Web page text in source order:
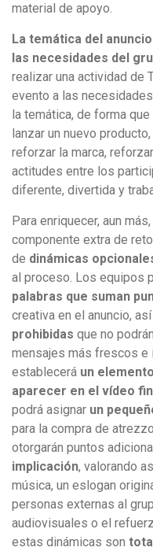
material de apoyo.
La temática del
las necesidades del
realizar una actividad de
evento a las
la temática, de forma
lanzar un nuevo
reforzar la marca,
actitudes entre los
diferente, divertida y
Para enriquecer, aun
componente extra de
de dinámicas
al proceso. Los equipos
palabras que suman
creativa en el anuncio,
prohibidas que no
mensajes más frescos e
establecerá un
aparecer en el vídeo
podrá asignar un
para la compra de
otorgarán puntos
implicación, valorando
música, un eslogan
personas externas al
audiovisuales o el
estas dinámicas son